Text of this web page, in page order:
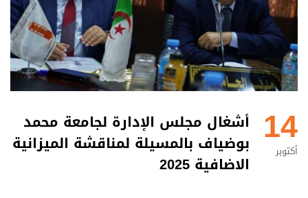
14
أكتوبر
أشغال مجلس الإدارة لجامعة محمد
بوضياف بالمسيلة لمناقشة الميزانية
الاضافية 2025